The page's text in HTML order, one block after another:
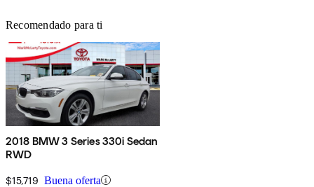
Recomendado para ti
2018 BMW 3 Series 330i Sedan
RWD
$15,719 Buena oferta